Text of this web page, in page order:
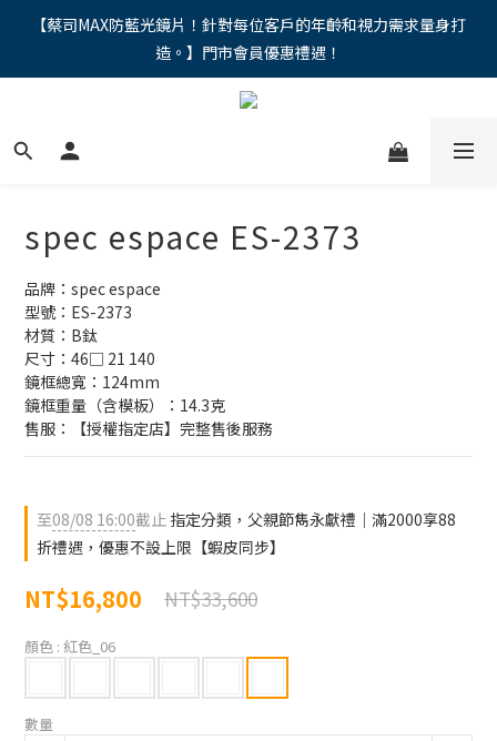
"馬年新章續寫，視界品味進階，限時禮遇 9 折無上限，12期分期
免手續費。。
【蔡司MAX防藍光鏡片！針對每位客戶的年齡和視力需求量身打
造。】門市會員優惠禮遇！
"馬年新章續寫，視界品味進階，限時禮遇 9 折無上限，12期分期
spec espace ES-2373
品牌：spec espace
型號：ES-2373
材質：B鈦
尺寸：46□ 21 140
鏡框總寬：124mm
鏡框重量（含模板）：14.3克
售服：【授權指定店】完整售後服務
至08/08 16:00截止 指定分類，父親節雋永獻禮｜滿2000享88
折禮遇，優惠不設上限【蝦皮同步】
NT$16,800 NT$33,600
顏色 : 紅色_06
數量